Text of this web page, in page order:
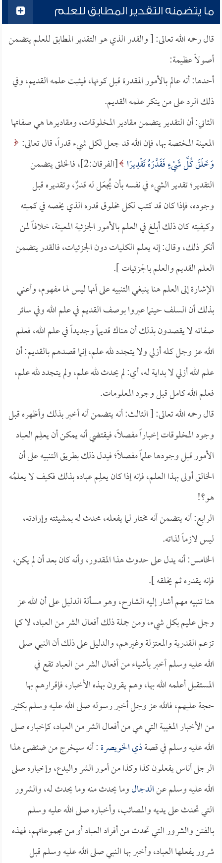
ما يتضمنه التقدير المطابق للعلم
قال رحمه الله تعالى: [ والقدر الذي هو التقدير المطابق للعلم يتضمن
أصولاً عظيمة:
أحدها: أنه عالم بالأمور المقدرة قبل كونها، فيثبت علمه القديم، وفي
ذلك الرد على من ينكر علمه القديم.
الثاني: أن التقدير يتضمن مقادير المخلوقات، ومقاديرها هي صفاتها
المعينة المختصة بها، فإن الله قد جعل لكل شيء قدراً، قال تعالى:
وَخَلَقَ كُلَّ شَيْءٍ فَقَدَّرَهُ تَقْدِيرًا
[الفرقان:2]، فالخلق يتضمن
التقدير؛ تقدير الشيء في نفسه بأن يُجعَل له قدرٌ، وتقديره قبل
وجوده، فإذا كان قد كتب لكل مخلوق قدره الذي يخصه في كميته
وكيفيته كان ذلك أبلغ في العلم بالأمور الجزئية المعينة، خلافاً لمن
أنكر ذلك، وقال: إنه يعلم الكليات دون الجزئيات، فالقدر يتضمن
العلم القديم والعلم بالجزئيات ].
الإشارة إلى العلم هنا ينبغي التنبيه على أنها ليس لها مفهوم، وأعني
بذلك أن السلف حينما عبروا بوصف القديم في علم الله وفي سائر
صفاته لا يقصدون بذلك أن هناك قديماً وجديداً في علم الله، فعلم
الله عز وجل كله أزلي ولا يتجدد لله علم، إنما قصدهم بالقديم: أن
علم الله أزلي لا بداية له، أي: لم يحدث لله علم، ولم يتجدد لله علم،
فعلم الله كامل قبل وجود المعلومات.
قال رحمه الله تعالى: [ الثالث: أنه يتضمن أنه أخبر بذلك وأظهره قبل
وجود المخلوقات إخباراً مفصلاً، فيقتضي أنه يمكن أن يعلِم العباد
الأمور قبل وجودها علماً مفصلاً؛ فيدل ذلك بطريق التنبيه على أن
الخالق أولى بهذا العلم، فإنه إذا كان يعلِم عباده بذلك فكيف لا يعلمُه
هو؟!
الرابع: أنه يتضمن أنه مختار لما يفعله، محدث له بمشيئته وإرادته،
ليس لازماً لذاته.
الخامس: أنه يدل على حدوث هذا المقدور، وأنه كان بعد أن لم يكن،
فإنه يقدره ثم يخلقه ].
هنا تنبيه مهم أشار إليه الشارح، وهو مسألة الدليل على أن الله عز
وجل عليم بكل شيء، ومن جملة ذلك أفعال الشر من العباد، لا كما
تزعم القدرية والمعتزلة وغيرهم، والدليل على ذلك أن النبي صلى
الله عليه وسلم أخبر بأشياء من أفعال الشر من العباد تقع في
المستقبل أعلمه الله بها، وهم يقرون بهذه الأخبار، فإقرارهم بها
حجة عليهم، فالله عز وجل أخبر رسوله صلى الله عليه وسلم بكثير
من الأخبار المغيبة التي هي من أفعال الشر من العباد، كإخباره صلى
الله عليه وسلم في قصةذي الخويصرة: أنه سيخرج من ضئضئ هذا
الرجل أناس يفعلون كذا وكذا من أمور الشر والبدع، وإخباره صلى
الله عليه وسلم عنالدجالوما يحدث منه وما يحدث له، والشرور
التي تحدث على يديه والمصائب، وأخباره صلى الله عليه وسلم
بالفتن والشرور التي تحدث من أفراد العباد أو من مجموعاتهم، فهذه
شرور يفعلها العباد، وأخبر بها النبي صلى الله عليه وسلم قبل